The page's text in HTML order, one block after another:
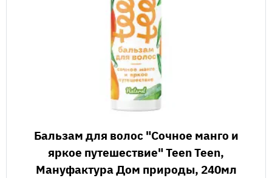
Бальзам для волос "Сочное манго и
яркое путешествие" Teen Teen,
Мануфактура Дом природы, 240мл